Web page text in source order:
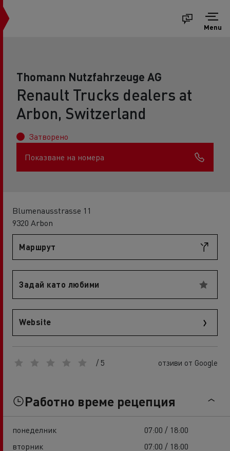
Menu
Thomann Nutzfahrzeuge AG
Renault Trucks dealers at
Arbon, Switzerland
Затворено
Показване на номера
Blumenausstrasse 11
9320 Arbon
Маршрут
Задай като любими
Website
/ 5 отзиви от Google
Работно време рецепция
понеделник
07:00 / 18:00
вторник
07:00 / 18:00